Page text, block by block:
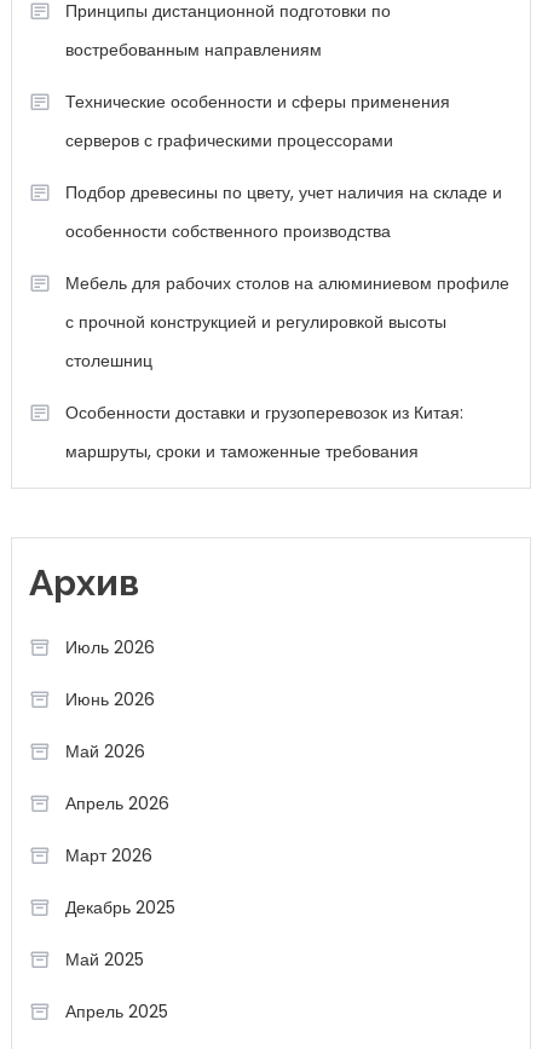
Принципы дистанционной подготовки по
востребованным направлениям
Технические особенности и сферы применения
серверов с графическими процессорами
Подбор древесины по цвету, учет наличия на складе и
особенности собственного производства
Мебель для рабочих столов на алюминиевом профиле
с прочной конструкцией и регулировкой высоты
столешниц
Особенности доставки и грузоперевозок из Китая:
маршруты, сроки и таможенные требования
Архив
Июль 2026
Июнь 2026
Май 2026
Апрель 2026
Март 2026
Декабрь 2025
Май 2025
Апрель 2025